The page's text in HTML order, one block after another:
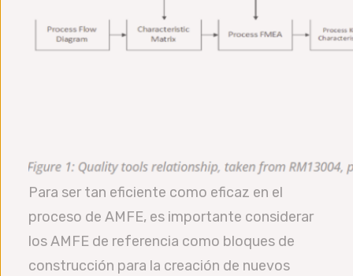
Para ser tan eficiente como eficaz en el
proceso de AMFE, es importante considerar
los AMFE de referencia como bloques de
construcción para la creación de nuevos